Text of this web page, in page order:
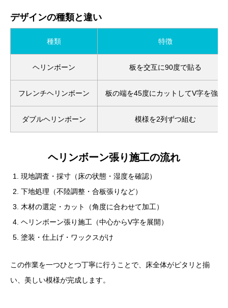
デザインの種類と違い
種類 特徴
ヘリンボーン 板を交互に90度で貼る
フレンチヘリンボーン 板の端を45度にカットしてV字を強調
ダブルヘリンボーン 模様を2列ずつ組む
ヘリンボーン張り施工の流れ
現地調査・採寸（床の状態・湿度を確認）
下地処理（不陸調整・合板張りなど）
木材の選定・カット（角度に合わせて加工）
ヘリンボーン張り施工（中心からV字を展開）
塗装・仕上げ・ワックスがけ
この作業を一つひとつ丁寧に行うことで、床全体がピタリと揃
い、美しい模様が完成します。